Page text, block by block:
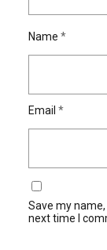
Name *
Email *
Save my
next time I